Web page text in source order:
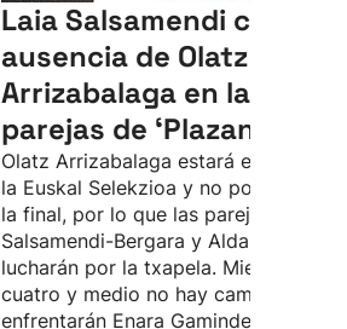
Laia Salsamendi cubrirá
ausencia de Olatz
Arrizabalaga en la final
parejas de ‘Plazandreak'
Olatz Arrizabalaga estará en Chile
la Euskal Selekzioa y no podrá
la final, por lo que las parejas
Salsamendi-Bergara y Aldai-Arrillaga
lucharán por la txapela. Mientras, en
cuatro y medio no hay cambios, se
enfrentarán Enara Gaminde e Itxaso